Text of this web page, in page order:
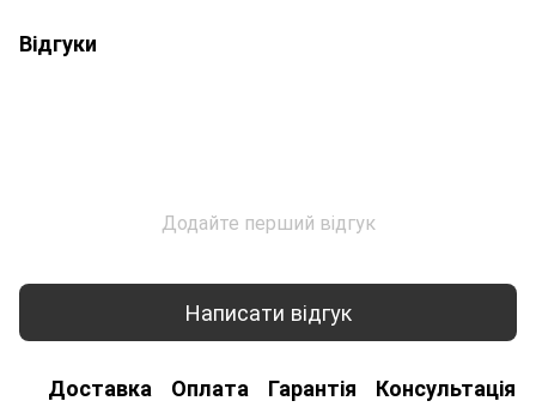
Відгуки
Додайте перший відгук
Написати відгук
Доставка Оплата Гарантія Консультація